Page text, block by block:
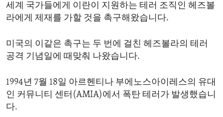
SearchASIA
MIDDLE EAST
SECURITY AND DEFENSE
DEMOCRACY AND GOVERNANCE
ENVIRONMENT AND HEALTH
IDEALS AND INSTITUTIONS
ABOUT US
세계 국가들에게 이란이 지원하는 테러 조직인 헤즈볼
라에게 제재를 가할 것을 촉구해왔습니다.
미국의 이같은 촉구는 두 번에 걸친 헤즈볼라의 테러
공격 기념일에 때맞춰 나왔습니다.
1994년 7월 18일 아르헨티나 부에노스아이레스의 유대
인 커뮤니티 센터(AMIA)에서 폭탄 테러가 발생했습니
다.